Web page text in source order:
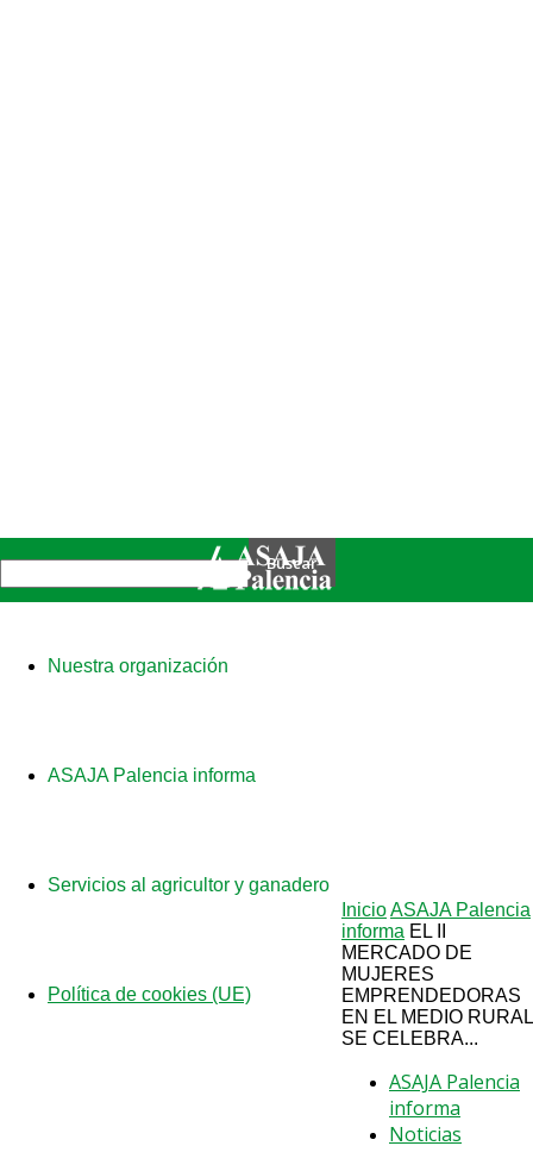
Nuestra organización
ASAJA Palencia informa
Servicios al agricultor y ganadero
Política de cookies (UE)
InicioASAJA Palencia
informa EL II
MERCADO DE
MUJERES
EMPRENDEDORAS
EN EL MEDIO RURAL
SE CELEBRA...
ASAJA Palencia
informa
Noticias